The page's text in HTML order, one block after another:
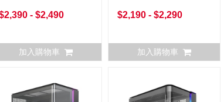
- $2,490
加入購物車
$2,190 - $2,290
加入購物車